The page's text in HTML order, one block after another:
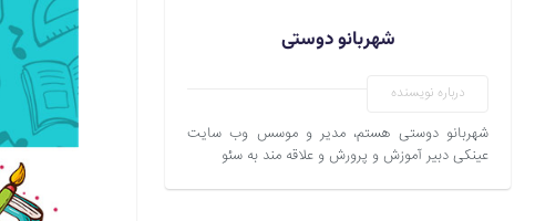
شهربانو دوستی
درباره نویسنده
شهربانو دوستی هستم، مدیر و موسس وب سایت
عینکی دبیر آموزش و پرورش و علاقه مند به سئو